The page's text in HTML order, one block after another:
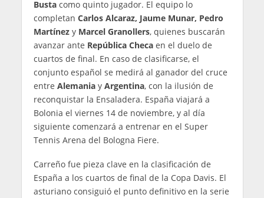
Bustacomo quinto jugador. El equipo lo
completan Carlos Alcaraz, Jaume Munar, Pedro
MartínezyMarcel Granollers, quienes buscarán
avanzar ante República Checaen el duelo de
cuartos de final. En caso de clasificarse, el
conjunto español se medirá al ganador del cruce
entre Alemania y Argentina, con la ilusión de
reconquistar la Ensaladera. España viajará a
Bolonia el viernes 14 de noviembre, y al día
siguiente comenzará a entrenar en el Super
Tennis Arena del Bologna Fiere.
Carreño fue pieza clave en la clasificación de
España a los cuartos de final de la Copa Davis. El
asturiano consiguió el punto definitivo en la serie